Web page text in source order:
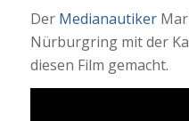
Der Medianautiker
Nürburgring mit der
diesen Film gemacht.